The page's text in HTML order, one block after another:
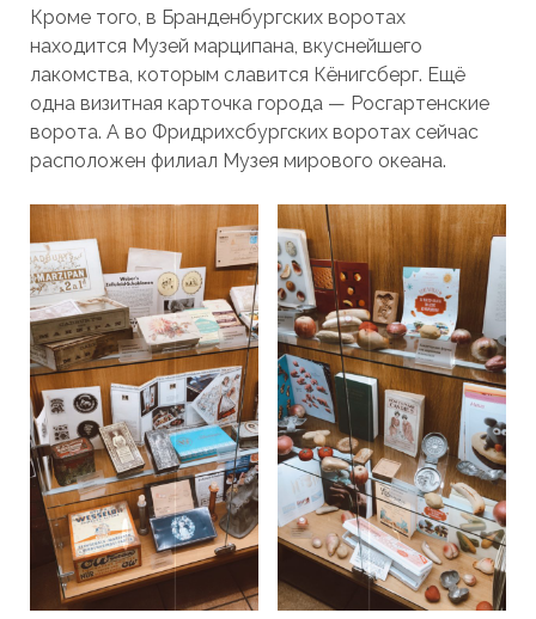
Кроме того, в Бранденбургских воротах
находится Музей марципана, вкуснейшего
лакомства, которым славится Кёнигсберг. Ещё
одна визитная карточка города — Росгартенские
ворота. А во Фридрихсбургских воротах сейчас
расположен филиал Музея мирового океана.